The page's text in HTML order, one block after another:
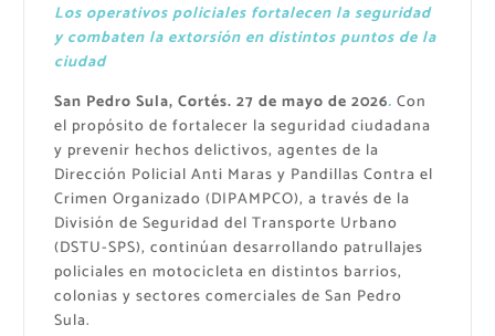
Los operativos policiales fortalecen la seguridad
y combaten la extorsión en distintos puntos de la
ciudad
San Pedro Sula, Cortés. 27 de mayo de 2026. Con
el propósito de fortalecer la seguridad ciudadana
y prevenir hechos delictivos, agentes de la
Dirección Policial Anti Maras y Pandillas Contra el
Crimen Organizado (DIPAMPCO), a través de la
División de Seguridad del Transporte Urbano
(DSTU-SPS), continúan desarrollando patrullajes
policiales en motocicleta en distintos barrios,
colonias y sectores comerciales de San Pedro
Sula.